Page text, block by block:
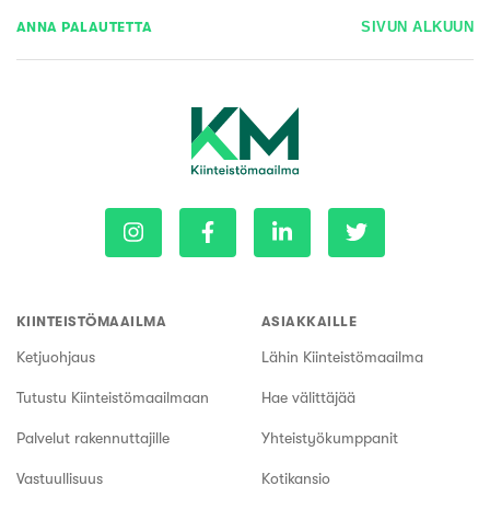
ANNA PALAUTETTA SIVUN ALKUUN
KIINTEISTÖMAAILMA
Ketjuohjaus
Tutustu Kiinteistömaailmaan
Palvelut rakennuttajille
Vastuullisuus
ASIAKKAILLE
Lähin Kiinteistömaailma
Hae välittäjää
Yhteistyökumppanit
Kotikansio